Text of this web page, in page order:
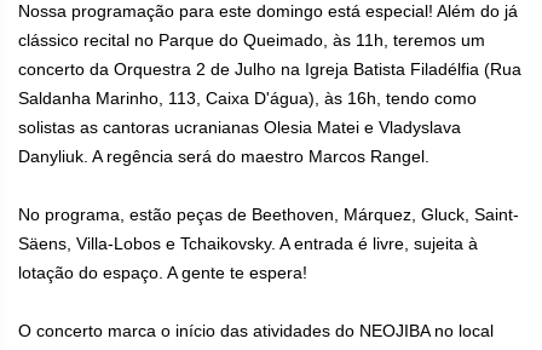
Nossa programação para este domingo está especial! Além do já
clássico recital no Parque do Queimado, às 11h, teremos um
concerto da Orquestra 2 de Julho na Igreja Batista Filadélfia (Rua
Saldanha Marinho, 113, Caixa D'água), às 16h, tendo como
solistas as cantoras ucranianas Olesia Matei e Vladyslava
Danyliuk. A regência será do maestro Marcos Rangel.
No programa, estão peças de Beethoven, Márquez, Gluck, Saint-
Säens, Villa-Lobos e Tchaikovsky. A entrada é livre, sujeita à
lotação do espaço. A gente te espera!
O concerto marca o início das atividades do NEOJIBA no local